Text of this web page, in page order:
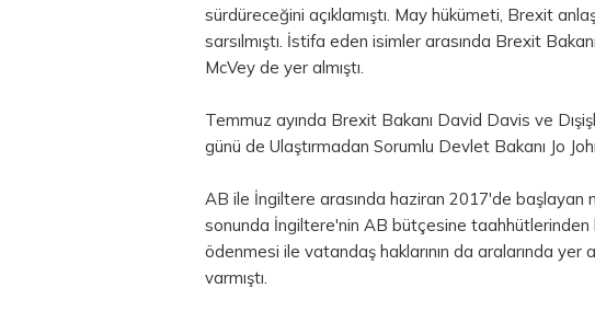
sürdüreceğini açıklamıştı. May hükümeti, Brexit
sarsılmıştı. İstifa eden isimler arasında Brexit
McVey de yer almıştı.
Temmuz ayında Brexit Bakanı David Davis ve
günü de Ulaştırmadan Sorumlu Devlet Bakanı Jo
AB ile İngiltere arasında haziran 2017'de başlayan
sonunda İngiltere'nin AB bütçesine taahhütlerinden
ödenmesi ile vatandaş haklarının da aralarında yer
varmıştı.